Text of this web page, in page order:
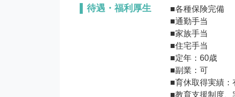
待遇・福利厚生
■各種保険完
■通勤手当
■家族手当
■住宅手当
■定年：60歳
■副業：可
■育休取得実績：
■教育支援制度